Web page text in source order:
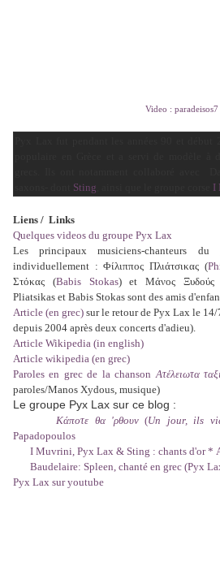
Video : paradeisos7
Sting I
Liens / Links
Quelques videos du groupe Pyx Lax
Les principaux musiciens-chanteurs
individuellement : Φίλιππος Πλιάτσικας (
Στόκας (Babis Stokas) et Μάνος Ξυδούς
Pliatsikas et Babis Stokas sont des amis
Article (en grec) sur le retour de Pyx Lax le
depuis 2004 après deux concerts d'adieu).
Article Wikipedia (in english)
Article wikipedia (en grec)
Paroles en grec de la chansonΑτέλειωτα
paroles/Manos Xydous, musique)
Le groupe Pyx Lax sur ce blog :
Κάποτε θα 'ρθουν(Un jour, ils
Papadopoulos
I Muvrini, Pyx Lax & Sting : chants d'or *
Baudelaire: Spleen, chanté en grec (Pyx
Pyx Lax sur youtube